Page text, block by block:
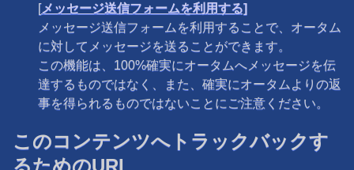
[メッセージ送信フォームを利用する]
メッセージ送信フォームを利用することで、オータム
に対してメッセージを送ることができます。
この機能は、100%確実にオータムへメッセージを伝
達するものではなく、また、確実にオータムよりの返
事を得られるものではないことにご注意ください。
このコンテンツへトラックバックす
るためのURL